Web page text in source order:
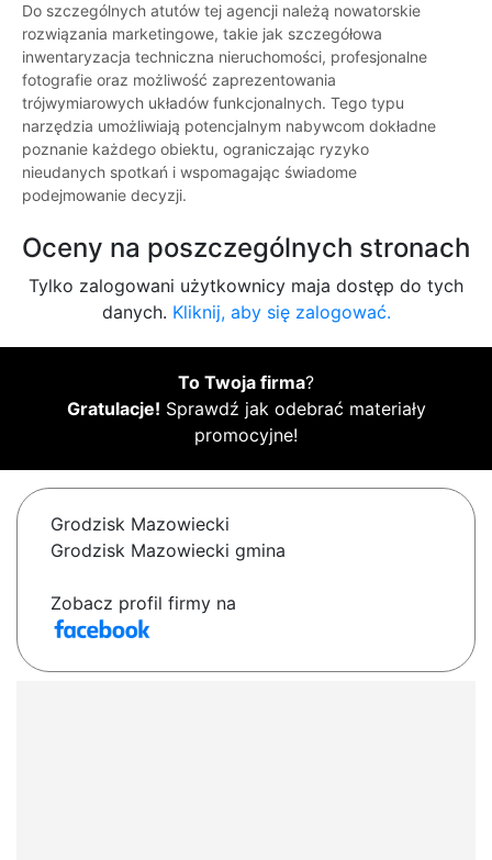
Do szczególnych atutów tej agencji należą nowatorskie
rozwiązania marketingowe, takie jak szczegółowa
inwentaryzacja techniczna nieruchomości, profesjonalne
fotografie oraz możliwość zaprezentowania
trójwymiarowych układów funkcjonalnych. Tego typu
narzędzia umożliwiają potencjalnym nabywcom dokładne
poznanie każdego obiektu, ograniczając ryzyko
nieudanych spotkań i wspomagając świadome
podejmowanie decyzji.
Oceny na poszczególnych stronach
Tylko zalogowani użytkownicy maja dostęp do tych
danych. Kliknij, aby się zalogować.
To Twoja firma?
Gratulacje! Sprawdź jak odebrać materiały
promocyjne!
Grodzisk Mazowiecki
Grodzisk Mazowiecki gmina
Zobacz profil firmy na